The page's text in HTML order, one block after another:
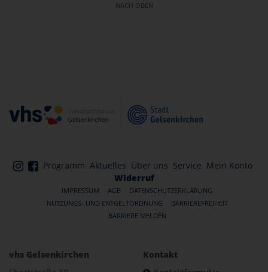
NACH OBEN
Programm Aktuelles Über uns Service Mein Konto
Widerruf
IMPRESSUM AGB
DATENSCHUTZERKLÄRUNG
NUTZUNGS- UND ENTGELTORDNUNG
BARRIEREFREIHEIT
BARRIERE MELDEN
vhs Gelsenkirchen
Kontakt